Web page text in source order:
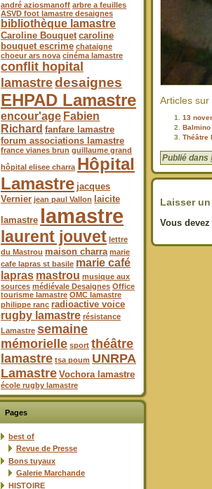
andré aziosmanoff arbre a feuilles
ASVD foot lamastre desaignes
bibliothèque lamastre
Caroline Bouquet caroline
bouquet escrime chataigne
choeur ars nova cinéma lamastre
conflit hopital
lamastredesaignes
EHPAD Lamastre
encour'age Fabien
Richard fanfare lamastre
forum associations lamastre
france vianes brun guillaume grand
hôpital elisee charra Hôpital
Lamastre jacques
Vernier jean paul Vallon
laicite
lamastre lamastre
laurent jouvet lettre
du Mastrou maison charra marie
cafe lapras st basile marie café
lapras mastrou musique aux
sources médiévale Desaignes Office
tourisme lamastre OMC lamastre
philippe ranc radioactive voice
rugby lamastre résistance
Lamastre semaine
mémorielle sport théâtre
lamastre tsa poum UNRPA
Lamastre Vochora lamastre
école rugby lamastre
Pages
best of
Revue de Presse
Bons tuyaux
Galerie Marchande
HISTOIRE
Articles
13
Théâtre
Publié dans
Laisser
Vous devez